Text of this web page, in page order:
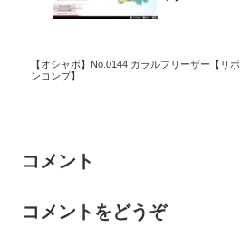
【オシャボ】No.0144 ガラルフリーザー【リボ
ンコンプ】
コメント
コメントをどうぞ